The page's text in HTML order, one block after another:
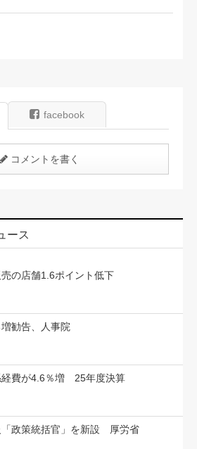
facebook
コメントを書く
ース
の店舗1.6ポイント低下
勧告、人事院
経費が4.6％増 25年度決算
「政策統括官」を新設 厚労省